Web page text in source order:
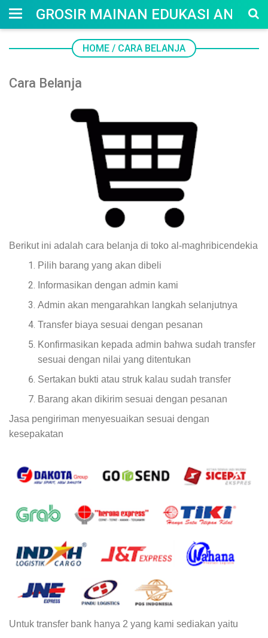
GROSIR MAINAN EDUKASI ANAK
HOME / CARA BELANJA
Cara Belanja
Berikut ini adalah cara belanja di toko al-maghribicendekia
Pilih barang yang akan dibeli
Informasikan dengan admin kami
Admin akan mengarahkan langkah selanjutnya
Transfer biaya sesuai dengan pesanan
Konfirmasikan kepada admin bahwa sudah transfer
sesuai dengan nilai yang ditentukan
Sertakan bukti atau struk kalau sudah transfer
Barang akan dikirim sesuai dengan pesanan
Jasa pengiriman menyesuaikan sesuai dengan
kesepakatan
Untuk transfer bank hanya 2 yang kami sediakan yaitu